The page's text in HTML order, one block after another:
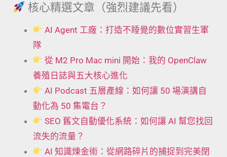
核心精選文章（強烈建議先看）
AI Agent 工廠：打造不睡覺的數位實習生軍
隊
從 M2 Pro Mac mini 開始：我的 OpenClaw
養殖日誌與五大核心進化
AI Podcast 五層產線：如何讓 50 場演講自
動化為 50 集電台？
SEO 舊文自動優化系統：如何讓 AI 幫您找回
流失的流量？
AI 知識煉金術：從網路碎片的捕捉到完美閉